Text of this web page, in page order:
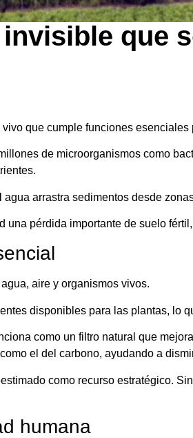
que
que cumple funciones
de microorganismos como
arrastra sedimentos desde
pérdida importante de suelo
aire y organismos vivos.
disponibles para las plantas, lo
como un filtro natural que
el del carbono, ayudando a
como recurso estratégico.
humana